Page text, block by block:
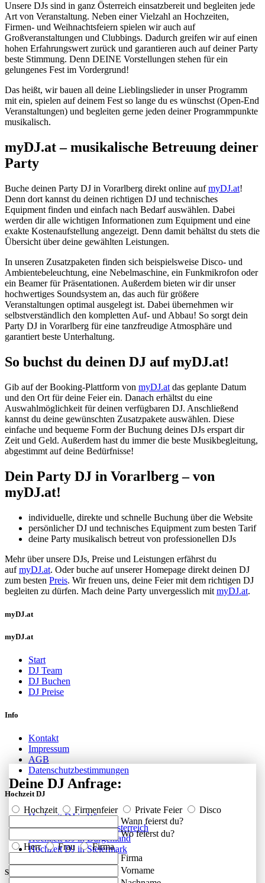
Unsere DJs sind in ganz Österreich einsatzbereit und begleiten jede
Art von Veranstaltung. Neben einer Vielzahl an Hochzeiten,
Firmen- und Weihnachtsfeiern spielen wir auch auf
Großveranstaltungen und Clubbings. Dadurch greifen wir auf einen
hohen Erfahrungswert zurück und garantieren auch auf deiner Party
beste Stimmung. Denn DEINE Vorstellungen stehen für ein
gelungenes Fest im Vordergrund!
Das heißt, wir bauen all deine Lieblingslieder in unser Programm
mit ein, spielen auf deinem Fest so lange du es wünschst (Open-End
Veranstaltungen) und begleiten gerne jeden deiner Programmpunkte
musikalisch.
myDJ.at – musikalische Betreuung deiner
Party
Buche deinen Party DJ in Vorarlberg direkt online aufmyDJ.at!
Denn dort kannst du deinen richtigen DJ und technisches
Equipment finden und einfach nach Bedarf auswählen. Dabei
werden dir alle wichtigen Informationen zum Equipment und eine
exakte Kostenaufstellung angezeigt. Denn damit behältst du stets die
Übersicht über deine gewählten Leistungen.
In unseren Zusatzpaketen finden sich beispielsweise Disco- und
Ambientebeleuchtung, eine Nebelmaschine, ein Funkmikrofon oder
ein Beamer für Präsentationen. Außerdem bieten wir dir unser
hochwertiges Soundsystem an, das auch für größere
Veranstaltungen optimal ausgelegt ist. Dabei übernehmen wir
selbstverständlich den kompletten Auf- und Abbau! So sorgt dein
Party DJ in Vorarlberg für eine tanzfreudige Atmosphäre und
garantiert beste Unterhaltung.
So buchst du deinen DJ auf myDJ.at!
Gib auf der Booking-Plattform von myDJ.at das geplante Datum
und den Ort für deine Feier ein. Danach erhältst du eine
Auswahlmöglichkeit für deinen verfügbaren DJ. Anschließend
kannst du deine gewünschten Zusatzpakete auswählen. Diese
einfache und bequeme Form der Buchung deines DJs erspart dir
Zeit und Geld. Außerdem hast du immer die beste Musikbegleitung,
abgestimmt auf deine Bedürfnisse!
Dein Party DJ in Vorarlberg– von
myDJ.at!
individuelle, direkte und schnelle Buchung über die Website
persönlicher DJ und technisches Equipment zum besten Tarif
deine Party musikalisch betreut von professionellen DJs
Mehr über unsere DJs, Preise und Leistungen erfährst du
aufmyDJ.at. Oder buche auf unserer Homepage direkt deinen DJ
zum besten Preis. Wir freuen uns, deine Feier mit dem richtigen DJ
begleiten zu dürfen. Mach deine Party unvergesslich mit myDJ.at.
myDJ.at
myDJ.at
Start
DJ Team
DJ Buchen
DJ Preise
Info
Kontakt
Impressum
AGB
Datenschutzbestimmungen
Hochzeit DJ
Hochzeit DJ in Wien
Hochzeit DJ in Niederösterreich
Hochzeit DJ in Burgenland
Hochzeit DJ in Steiermark
Social
Deine DJ Anfrage:
Hochzeit Firmenfeier Private Feier
Disco
Wann feierst du?
Wo feierst du?
Herr
Frau
Firma
Firma
Vorname